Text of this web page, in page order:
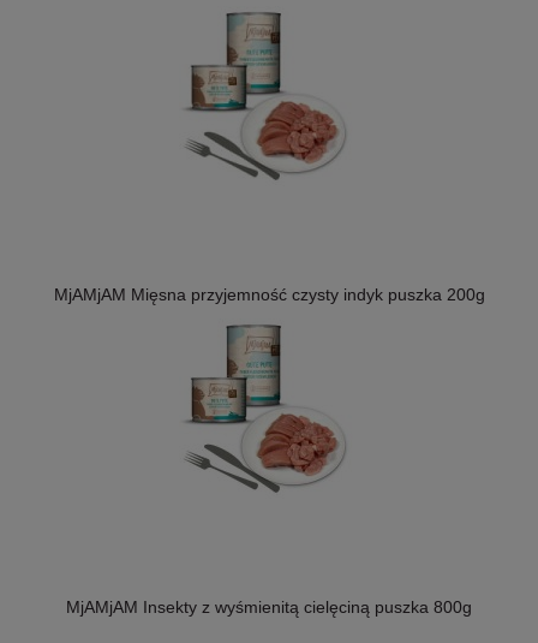
MjAMjAM Mięsna przyjemność czysty indyk puszka 200g
MjAMjAM Insekty z wyśmienitą cielęciną puszka 800g